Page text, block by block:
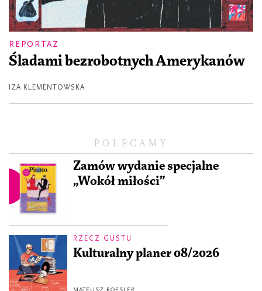
POLECAMY
Zamów wydanie specjalne
„Wokół miłości”
RZECZ GUSTU
Kulturalny planer 08/2026
MATEUSZ ROESLER
REPORTAŻ
Śladami bezrobotnych Amerykanów
IZA KLEMENTOWSKA